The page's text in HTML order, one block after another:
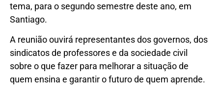
tema, para o segundo semestre deste ano, em
Santiago.
A reunião ouvirá representantes dos governos, dos
sindicatos de professores e da sociedade civil
sobre o que fazer para melhorar a situação de
quem ensina e garantir o futuro de quem aprende.